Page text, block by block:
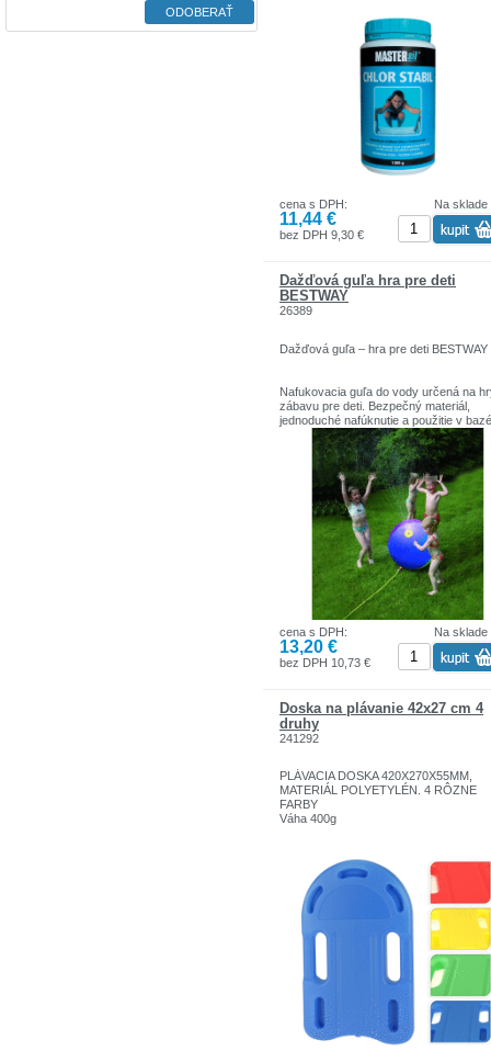
Prípravok na seba viaže uvoľnený
tým predlžuje účinok chlórových
a potláča chlórový zápach.
Používajte biocídy bezpečným
Pred použitím si vždy prečítajte etiketu
informácie o výrobku.
Na sklade
cena s DPH:
11,44 €
bez DPH 9,30 €
Dažďová guľa hra pre deti
BESTWAY
26389
Dažďová guľa – hra pre deti BESTWAY
Nafukovacia guľa do vody určená na
zábavu pre deti. Bezpečný materiál,
jednoduché nafúknutie a použitie v
na pláži alebo na dvore. Pomáha deťom
rozvíjať pohybové schopnosti a prináša
aktívnu zábavu vo vode.
Na sklade
cena s DPH:
13,20 €
bez DPH 10,73 €
Doska na plávanie 42x27 cm 4
druhy
241292
PLÁVACIA DOSKA 420X270X55MM,
MATERIÁL POLYETYLÉN. 4 RÔZNE
FARBY
Váha 400g